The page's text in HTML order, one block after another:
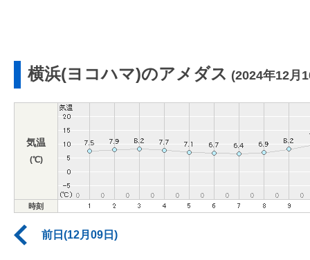
横浜(ヨコハマ)のアメダス (2024年12月
気温
(℃)
時刻
前日(12月09日)